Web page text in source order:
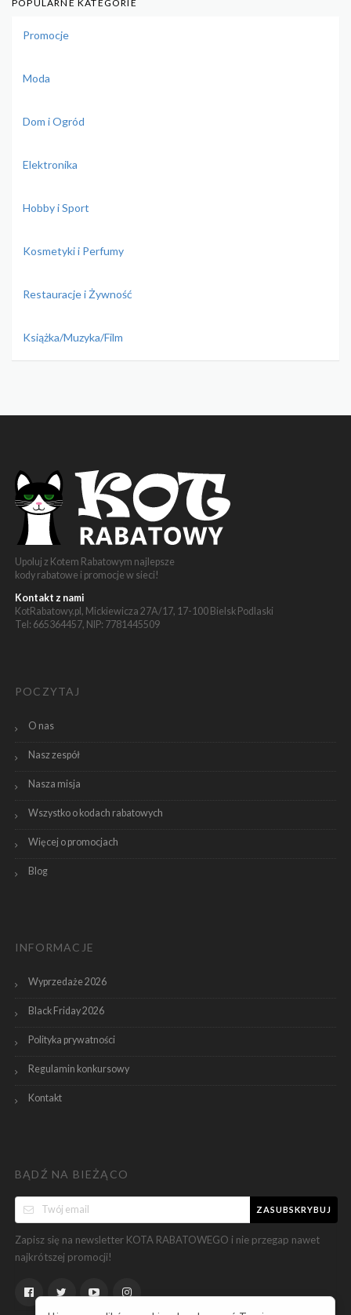
POPULARNE KATEGORIE
Promocje
Moda
Dom i Ogród
Elektronika
Hobby i Sport
Kosmetyki i Perfumy
Restauracje i Żywność
Książka/Muzyka/Film
Upoluj z Kotem Rabatowym najlepsze
kody rabatowe i promocje w sieci!
Kontakt z nami
KotRabatowy.pl, Mickiewicza 27A/17, 17-100 Bielsk Podlaski
Tel: 665364457, NIP: 7781445509
POCZYTAJ
O nas
Nasz zespół
Nasza misja
Wszystko o kodach rabatowych
Więcej o promocjach
Blog
INFORMACJE
Wyprzedaże 2026
Black Friday 2026
Polityka prywatności
Regulamin konkursowy
Kontakt
BĄDŹ NA BIEŻĄCO
ZASUBSKRYBUJ
Zapisz się na newsletter KOTA RABATOWEGO i nie przegap nawet
najkrótszej promocji!